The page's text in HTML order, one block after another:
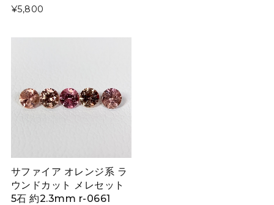
¥5,800
サファイア オレンジ系 ラ
ウンドカット メレセット
5石 約2.3mm r-0661